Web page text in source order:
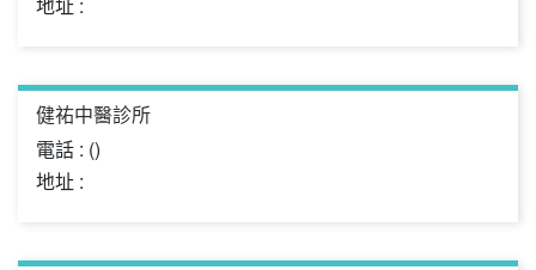
地址 :
健祐中醫診所
電話 : ()
地址 :